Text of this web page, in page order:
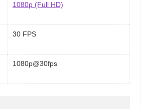
1080p (Full HD)
30 FPS
1080p@30fps